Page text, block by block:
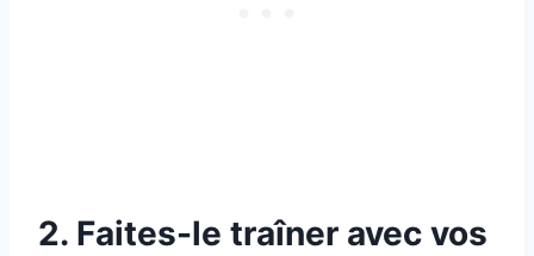
2. Faites-le traîner avec vos